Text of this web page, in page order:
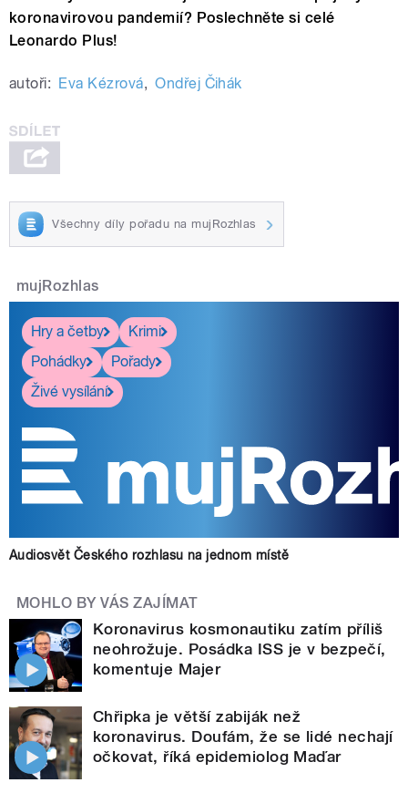
koronavirovou pandemií? Poslechněte si celé
Leonardo Plus!
autoři: Eva Kézrová, Ondřej Čihák
Všechny díly pořadu na mujRozhlas
mujRozhlas
Hry a četby
Krimi
Pohádky
Pořady
Živé vysílání
Audiosvět Českého rozhlasu na jednom místě
MOHLO BY VÁS ZAJÍMAT
Koronavirus kosmonautiku zatím příliš
neohrožuje. Posádka ISS je v bezpečí,
komentuje Majer
Chřipka je větší zabiják než
koronavirus. Doufám, že se lidé nechají
očkovat, říká epidemiolog Maďar